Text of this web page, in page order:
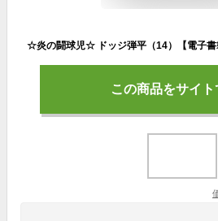
☆炎の闘球児☆ ドッジ弾平（14）【電子書
この商品をサイト